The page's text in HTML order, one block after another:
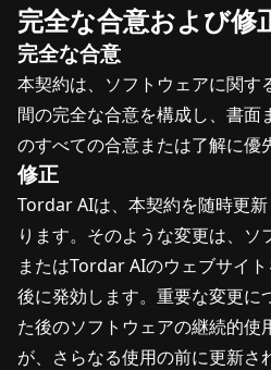
完全な合意および修
完全な合意
本契約は、ソフトウェアに関
間の完全な合意を構成し、書面
のすべての合意または了解に優
修正
Tordar AIは、本契約を随時更
ります。そのような変更は、ソ
またはTordar AIのウェブサイ
後に発効します。重要な変更に
た後のソフトウェアの継続的使
が、さらなる使用の前に更新さ